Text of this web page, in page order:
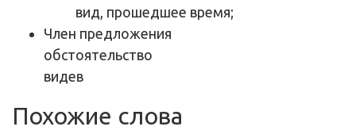
вид, прошедшее время;
Член предложения
обстоятельство
видев
Похожие слова